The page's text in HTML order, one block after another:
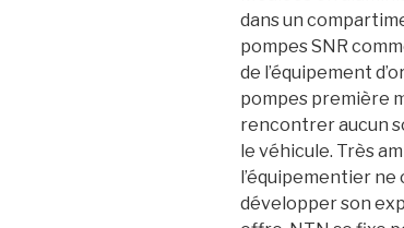
dans un
pompes SNR
de l’équipement
pompes première
rencontreraucun
le véhicule. Très
l’équipementier ne
développer son